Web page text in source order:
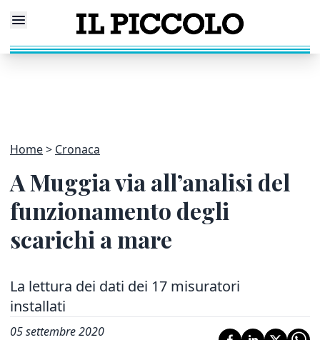
Home Cronaca
A Muggia via all’analisi del
funzionamento degli
scarichi a mare
La lettura dei dati dei 17 misuratori
installati
05 settembre 2020